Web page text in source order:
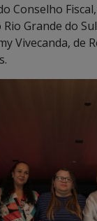
Conselho
Rio Grande do
Vivecanda, de